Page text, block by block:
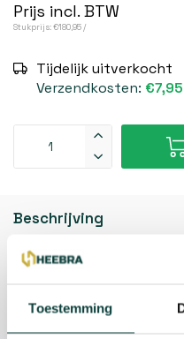
Toestemming
Prijs incl. BTW
Stukprijs: €180,95 /
Tijdelijk uitverkocht
Verzendkosten: €7,95
Beschrijving
Reviews
Specificaties